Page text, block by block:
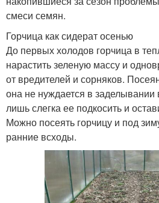
смеси семян.
Горчица как сидерат осенью
До первых холодов горчица в
нарастить зеленую массу и
от вредителей и сорняков.
она не нуждается в заделывании
лишь слегка ее подкосить и
Можно посеять горчицу и под
ранние всходы.